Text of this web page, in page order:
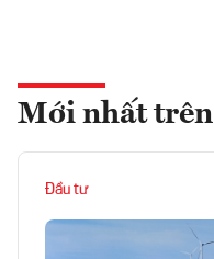
Mới nhất trên
Đầu tư